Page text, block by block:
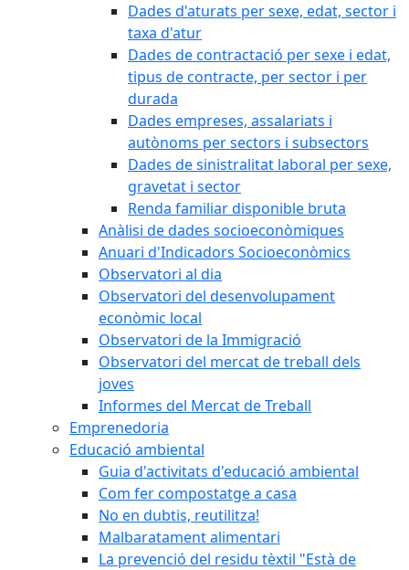
Dades d'aturats per sexe, edat, sector i
taxa d'atur
Dades de contractació per sexe i edat,
tipus de contracte, per sector i per
durada
Dades empreses, assalariats i
autònoms per sectors i subsectors
Dades de sinistralitat laboral per sexe,
gravetat i sector
Renda familiar disponible bruta
Anàlisi de dades socioeconòmiques
Anuari d'Indicadors Socioeconòmics
Observatori al dia
Observatori del desenvolupament
econòmic local
Observatori de la Immigració
Observatori del mercat de treball dels
joves
Informes del Mercat de Treball
Emprenedoria
Educació ambiental
Guia d'activitats d'educació ambiental
Com fer compostatge a casa
No en dubtis, reutilitza!
Malbaratament alimentari
La prevenció del residu tèxtil "Està de